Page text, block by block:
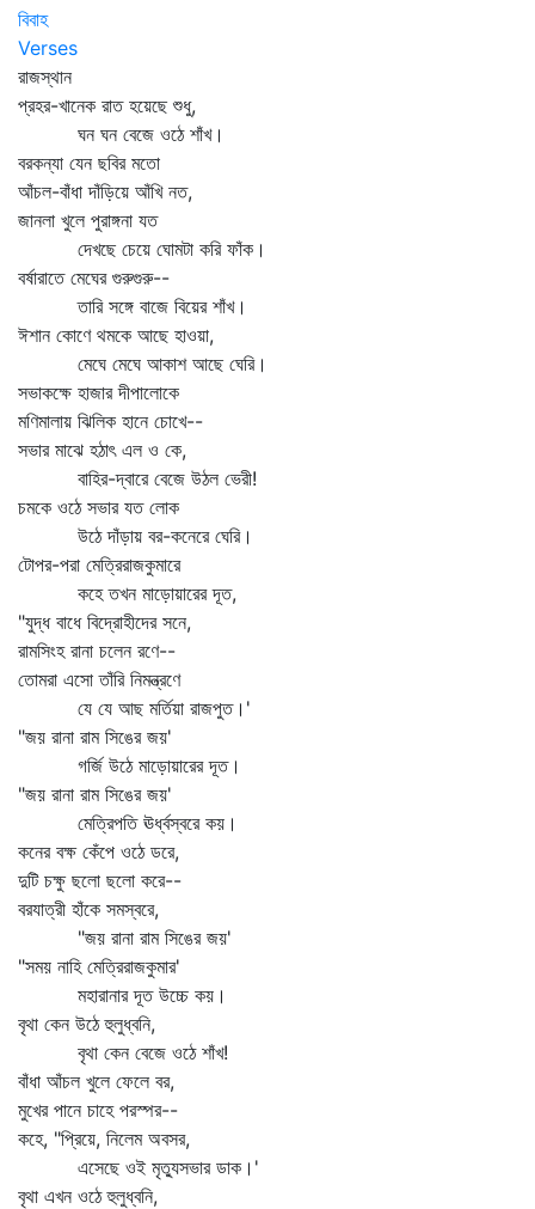
বিবাহ
Verses
রাজস্থান
প্রহর-খানেক রাত হয়েছে শুধু,
ঘন ঘন বেজে ওঠে শাঁখ।
বরকন্যা যেন ছবির মতো
আঁচল-বাঁধা দাঁড়িয়ে আঁখি নত,
জানলা খুলে পুরাঙ্গনা যত
দেখছে চেয়ে ঘোমটা করি ফাঁক।
বর্ষারাতে মেঘের গুরুগুরু--
তারি সঙ্গে বাজে বিয়ের শাঁখ।
ঈশান কোণে থমকে আছে হাওয়া,
মেঘে মেঘে আকাশ আছে ঘেরি।
সভাকক্ষে হাজার দীপালোকে
মণিমালায় ঝিলিক হানে চোখে--
সভার মাঝে হঠাৎ এল ও কে,
বাহির-দ্বারে বেজে উঠল ভেরী!
চমকে ওঠে সভার যত লোক
উঠে দাঁড়ায় বর-কনেরে ঘেরি।
টোপর-পরা মেত্রিরাজকুমারে
কহে তখন মাড়োয়ারের দূত,
"যুদ্ধ বাধে বিদ্রোহীদের সনে,
রামসিংহ রানা চলেন রণে--
তোমরা এসো তাঁরি নিমন্ত্রণে
যে যে আছ মর্তিয়া রাজপুত।'
"জয় রানা রাম সিঙের জয়'
গর্জি উঠে মাড়োয়ারের দূত।
"জয় রানা রাম সিঙের জয়'
মেত্রিপতি ঊর্ধ্বস্বরে কয়।
কনের বক্ষ কেঁপে ওঠে ডরে,
দুটি চক্ষু ছলো ছলো করে--
বরযাত্রী হাঁকে সমস্বরে,
"জয় রানা রাম সিঙের জয়'
"সময় নাহি মেত্রিরাজকুমার'
মহারানার দূত উচ্চে কয়।
বৃথা কেন উঠে হুলুধ্বনি,
বৃথা কেন বেজে ওঠে শাঁখ!
বাঁধা আঁচল খুলে ফেলে বর,
মুখের পানে চাহে পরস্পর--
কহে, "প্রিয়ে, নিলেম অবসর,
এসেছে ওই মৃত্যুসভার ডাক।'
বৃথা এখন ওঠে হুলুধ্বনি,